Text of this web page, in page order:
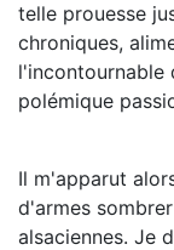
telle prouesse
chroniques,
l'incontournable
polémique
Il m'apparut
d'armes
alsaciennes. Je